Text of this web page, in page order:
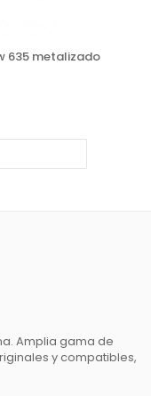
635 metalizado
Amplia gama de
y compatibles,